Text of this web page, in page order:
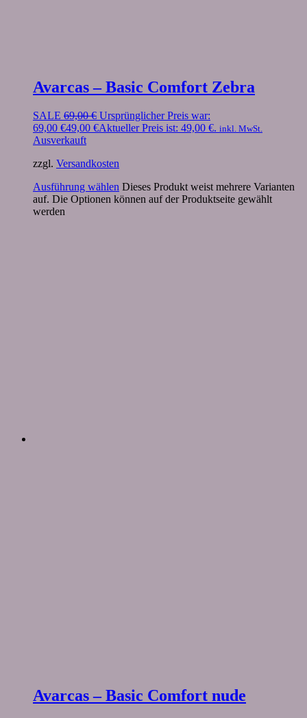
Avarcas – Basic Comfort Zebra
SALE 69,00€ Ursprünglicher Preis war:
69,00 €49,00 €Aktueller Preis ist: 49,00 €. inkl. MwSt.
Ausverkauft
zzgl. Versandkosten
Ausführung wählen Dieses Produkt weist mehrere Varianten
auf. Die Optionen können auf der Produktseite gewählt
werden
Avarcas – Basic Comfort nude